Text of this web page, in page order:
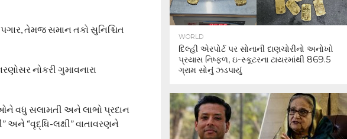
તેમજ સમાન તકો સુનિશ્ચિત
નોકરી ગુમાવનારા
વધુ સલામતી અને લાભો પ્રદાન
અને “વૃદ્ધિ-લક્ષી” વાતાવરણને
WORLD
દિલ્હી એરપોર્ટ પર સોનાની દાણચોરીનો અનોખો
પ્રયાસ નિષ્ફળ, ઇ-સ્કૂટરના ટાયરમાંથી 869.5
ગ્રામ સોનું ઝડપાયું